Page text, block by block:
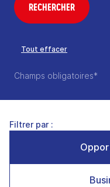
RECHERCHER
Tout effacer
Champs obligatoires*
Filtrer par :